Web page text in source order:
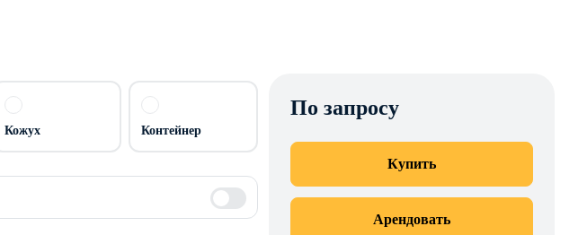
Кожух Контейнер
По запросу
Купить
Арендовать